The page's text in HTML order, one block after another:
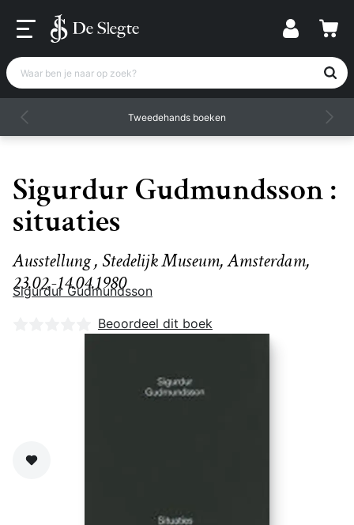
Waar ben je naar op zoek?
Tweedehands boeken
Sigurdur Gudmundsson :
situaties
Ausstellung , Stedelijk Museum, Amsterdam,
23.02.-14.04.1980
Sigurdur Gudmundsson
Nog geen beoordelingen
Beoordeel dit boek